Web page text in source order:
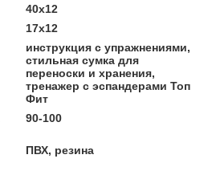
40х12
17х12
инструкция с упражнениями,
стильная сумка для
переноски и хранения,
тренажер с эспандерами Топ
Фит
90-100
ПВХ, резина